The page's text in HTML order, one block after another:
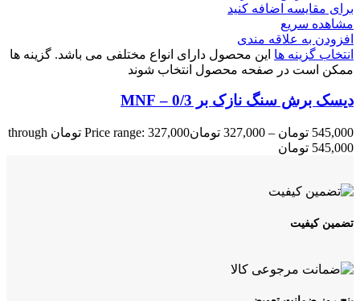
برای مقایسه اضافه کنید
مشاهده سریع
افزودن به علاقه مندی
انتخاب گزینه ها این محصول دارای انواع مختلفی می باشد. گزینه ها
ممکن است در صفحه محصول انتخاب شوند
دیسک برش سنگ نازک بر 0/3 – MNF
545,000 تومان –
327,000 تومان
Price range: 327,000 تومان through
545,000 تومان
تضمین کیفیت